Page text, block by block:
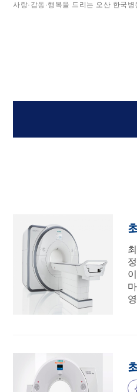
사랑·감동·행복을 드리는 오산 한국